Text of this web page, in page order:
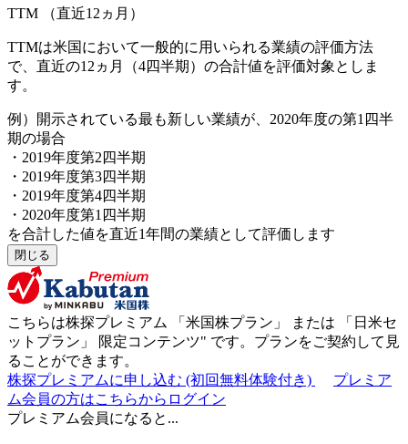
TTM （直近12ヵ月）
TTMは米国において一般的に用いられる業績の評価方法
で、直近の12ヵ月（4四半期）の合計値を評価対象としま
す。
例）開示されている最も新しい業績が、2020年度の第1四半
期の場合
・2019年度第2四半期
・2019年度第3四半期
・2019年度第4四半期
・2020年度第1四半期
を合計した値を直近1年間の業績として評価します
閉じる
こちらは株探プレミアム 「 米国株プラン 」 または 「 日米セ
ットプラン 」 限定コンテンツ" です。プランをご契約して見
ることができます。
株探プレミアムに申し込む (初回無料体験付き)
プレミア
ム会員の方はこちらからログイン
プレミアム会員になると...